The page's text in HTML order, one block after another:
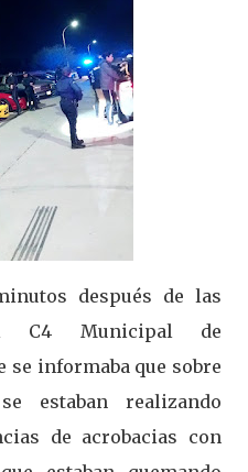
después de las
C4 Municipal de
se informaba que sobre
estaban realizando
de acrobacias con